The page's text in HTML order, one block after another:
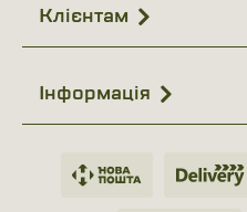
Клієнтам
Інформація